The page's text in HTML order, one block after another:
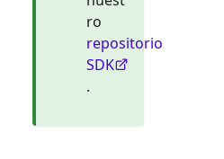
ro
repositorio
SDK
.